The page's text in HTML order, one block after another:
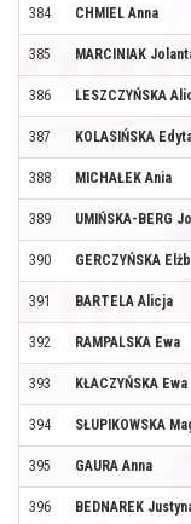
384 CHMIEL Anna
385 MARCINIAK
386 LESZCZYŃSKA
387 KOLASIŃSKA
388 MICHAŁEK Ania
389 UMIŃSKA-BERG
390 GERCZYŃSKA
391 BARTELA Alicja
392 RAMPALSKA Ewa
393 KŁACZYŃSKA Ewa
394 SŁUPIKOWSKA
395 GAURA Anna
396 BEDNAREK